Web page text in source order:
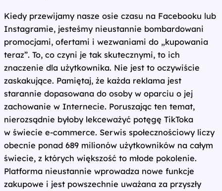
Kiedy przewijamy nasze osie czasu na Facebooku lub
Instagramie, jesteśmy nieustannie bombardowani
promocjami, ofertami i wezwaniami do „kupowania
teraz”. To, co czyni je tak skutecznymi, to ich
znaczenie dla użytkownika. Nie jest to oczywiście
zaskakujące. Pamiętaj, że każda reklama jest
starannie dopasowana do osoby w oparciu o jej
zachowanie w Internecie. Poruszając ten temat,
nierozsądnie byłoby lekceważyć potęgę TikToka
w świecie e‑commerce. Serwis społecznościowy liczy
obecnie ponad 689 milionów użytkowników na całym
świecie, z których większość to młode pokolenie.
Platforma nieustannie wprowadza nowe funkcje
zakupowe i jest powszechnie uważana za przyszły